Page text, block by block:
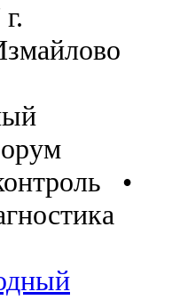
•